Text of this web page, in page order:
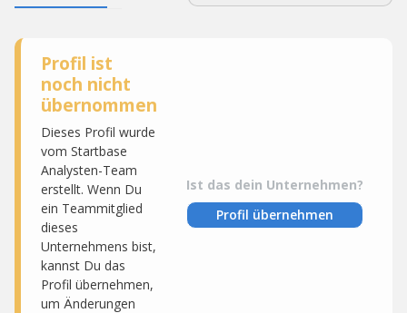
Profil ist
noch nicht
übernommen
Dieses Profil wurde
vom Startbase
Analysten-Team
erstellt. Wenn Du
ein Teammitglied
dieses
Unternehmens bist,
kannst Du das
Profil übernehmen,
um Änderungen
Ist das dein Unternehmen?
Profil übernehmen